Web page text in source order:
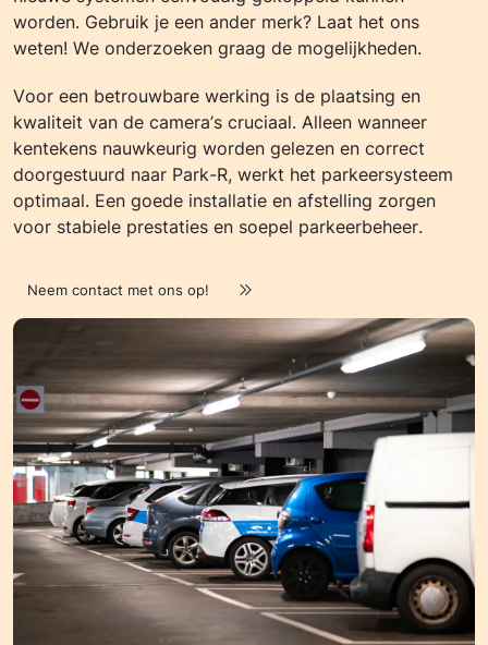
worden. Gebruik je een ander merk? Laat het ons
weten! We onderzoeken graag de mogelijkheden.
Voor een betrouwbare werking is de plaatsing en
kwaliteit van de camera’s cruciaal. Alleen wanneer
kentekens nauwkeurig worden gelezen en correct
doorgestuurd naar Park-R, werkt het parkeersysteem
optimaal. Een goede installatie en afstelling zorgen
voor stabiele prestaties en soepel parkeerbeheer.
Neem contact met ons op!